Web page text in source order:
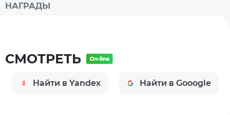
НАГРАДЫ
СМОТРЕТЬ
Найти в Yandex Найти в Gooogle